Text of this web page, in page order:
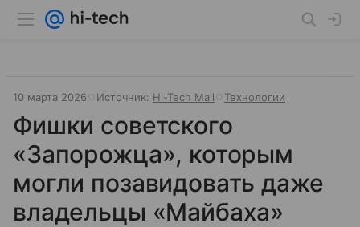
10 марта 2026 Источник: Hi-Tech Mail Технологии
Фишки советского
«Запорожца», которым
могли позавидовать даже
владельцы «Майбаха»